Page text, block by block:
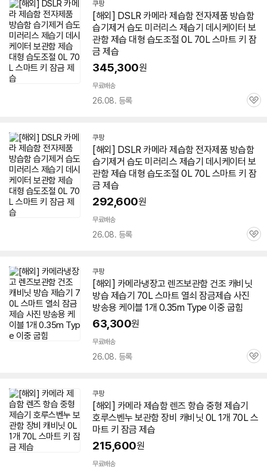
쿠팡
[해외] DSLR 카메라 제습함 전자제품 방습함
습기제거 습도 미러리스 제습기 데시케이터 보
관함 제습 대형 습도조절 0L 70L 스마트 키 잠
금 제습
345,300원
무료배송
26.08. 등록
관
쿠팡
[해외] DSLR 카메라 제습함 전자제품 방습함
습기제거 습도 미러리스 제습기 데시케이터 보
관함 제습 대형 습도조절 0L 70L 스마트 키 잠
금 제습
292,600원
무료배송
26.08. 등록
관
쿠팡
[해외] 카메라냉장고 렌즈보관함 건조 캐비닛
방습 제습기 70L 스마트 열쇠 잠금제습 사진
방송용 케이블 1개 0.35m Type 이중 굽힘
63,300원
무료배송
26.08. 등록
관
쿠팡
[해외] 카메라 제습함 렌즈 항습 중형 제습기
호루스벤누 보관함 장비 캐비닛 0L 1개 70L 스
마트 키 잠금 제습
215,600원
무료배송